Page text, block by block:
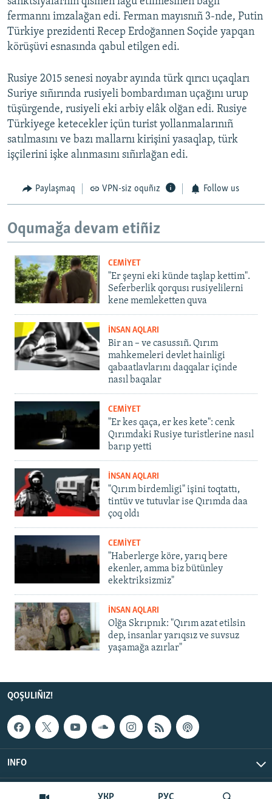
fermannı imzalağan edi. Ferman mayısnıñ 3-nde, Putin
Türkiye prezidenti Recep Erdoğannen Soçide yapqan
körüşüvi esnasında qabul etilgen edi.
Rusiye 2015 senesi noyabr ayında türk qırıcı uçaqları
Suriye sıñırında rusiyeli bombardıman uçağını urup
tüşürgende, rusiyeli eki arbiy elâk olğan edi. Rusiye
Türkiyege ketecekler içün turist yollanmalarınıñ
satılmasını ve bazı mallarnı kirişini yasaqlap, türk
işçilerini işke alınmasını sıñırlağan edi.
Paylaşmaq VPN-siz oquñız Follow us
Oqumağa devam etiñiz
CEMİYET
"Er şeyni eki künde taşlap kettim".
Seferberlik qorqusı rusiyelilerni
kene memleketten quva
İNSAN AQLARI
Bir an – ve casussıñ. Qırım
mahkemeleri devlet hainligi
qabaatlavlarını daqqalar içinde
nasıl baqalar
CEMİYET
"Er kes qaça, er kes kete": cenk
Qırımdaki Rusiye turistlerine nasıl
barıp yetti
İNSAN AQLARI
"Qırım birdemligi" işini toqtattı,
tintüv ve tutuvlar ise Qırımda daa
çoq oldı
CEMİYET
"Haberlerge köre, yarıq bere
ekenler, amma biz bütünley
ekektriksizmiz"
İNSAN AQLARI
Olğa Skrıpnık: "Qırım azat etilsin
dep, insanlar yarıqsız ve suvsuz
yaşamağa azırlar"
QOŞULIÑIZ!
INFO
© Qırım.Aqiqat, 2026 | All Rights Reserved.